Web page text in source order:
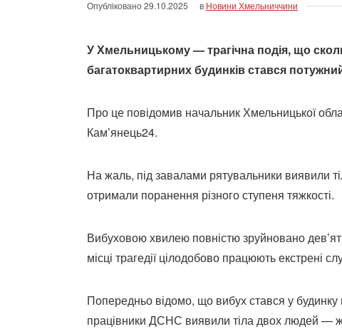
Опубліковано29.10.2025 в Новини Хмельниччини
У Хмельницькому — трагічна подія, що
багатоквартирних будинків стався
Про це повідомив начальник Хмельницької
Кам’янець24.
На жаль, під завалами рятувальники виявили
отримали поранення різного ступеня тяжкості.
Вибуховою хвилею повністю зруйновано
місці трагедії цілодобово працюють екстрені
Попередньо відомо, що вибух стався у будинку
працівники ДСНС виявили тіла двох людей —